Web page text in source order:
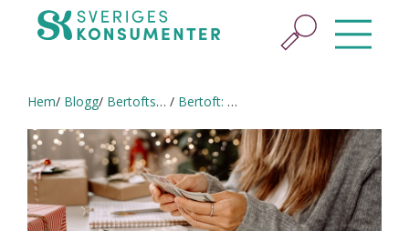
Hem Blogg Bertofts blogg Bertoft: Bråttom med krafttag mot skuldfällan